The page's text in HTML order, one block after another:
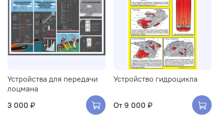
Устройства для передачи
лоцмана
3 000 ₽
Устройство гидроцикла
От 9 000 ₽